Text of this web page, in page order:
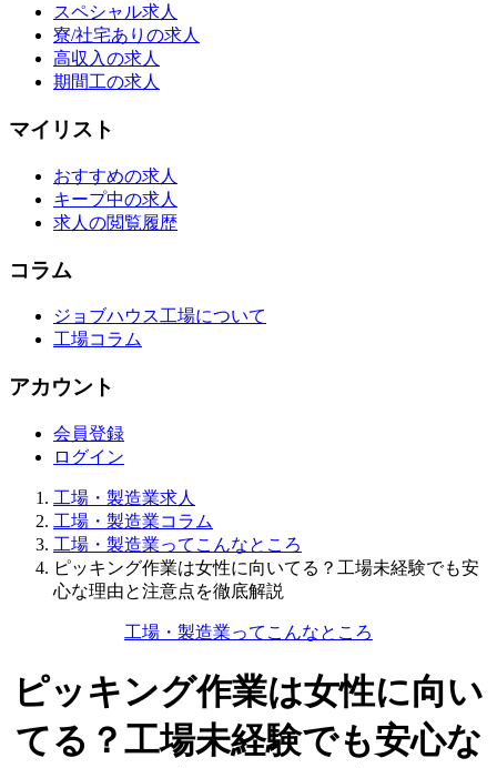
スペシャル求人
寮/社宅ありの求人
高収入の求人
期間工の求人
マイリスト
おすすめの求人
キープ中の求人
求人の閲覧履歴
コラム
ジョブハウス工場について
工場コラム
アカウント
会員登録
ログイン
工場・製造業求人
工場・製造業コラム
工場・製造業ってこんなところ
ピッキング作業は女性に向いてる？工場未経験でも安
心な理由と注意点を徹底解説
工場・製造業ってこんなところ
ピッキング作業は女性に向い
てる？工場未経験でも安心な